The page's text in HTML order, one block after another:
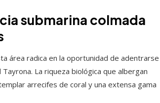
submarina colmada
área radica en la oportunidad de adentrarse
La riqueza biológica que albergan
arrecifes de coral y una extensa gama